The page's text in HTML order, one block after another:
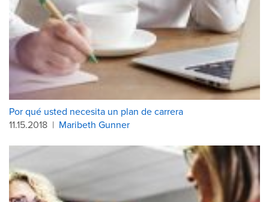
Por qué usted necesita un plan de carrera
11.15.2018 | Maribeth Gunner